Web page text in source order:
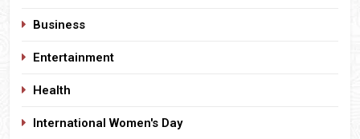
Business
Entertainment
Health
International Women's Day